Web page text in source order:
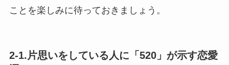
ことを楽しみに待っておきましょう。
2-1.片思いをしている人に「520」が示す恋愛